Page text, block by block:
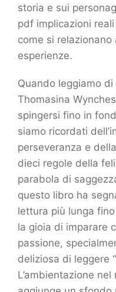
storia e sui
pdf implicazioni
come si
esperienze.
Quando leggiamo
Thomasina
spingersi fino in
siamo ricordati
perseveranza e
dieci regole della
parabola di
questo libro ha
lettura più lunga
la gioia di imparare
passione,
deliziosa di leggere
L’ambientazione nel